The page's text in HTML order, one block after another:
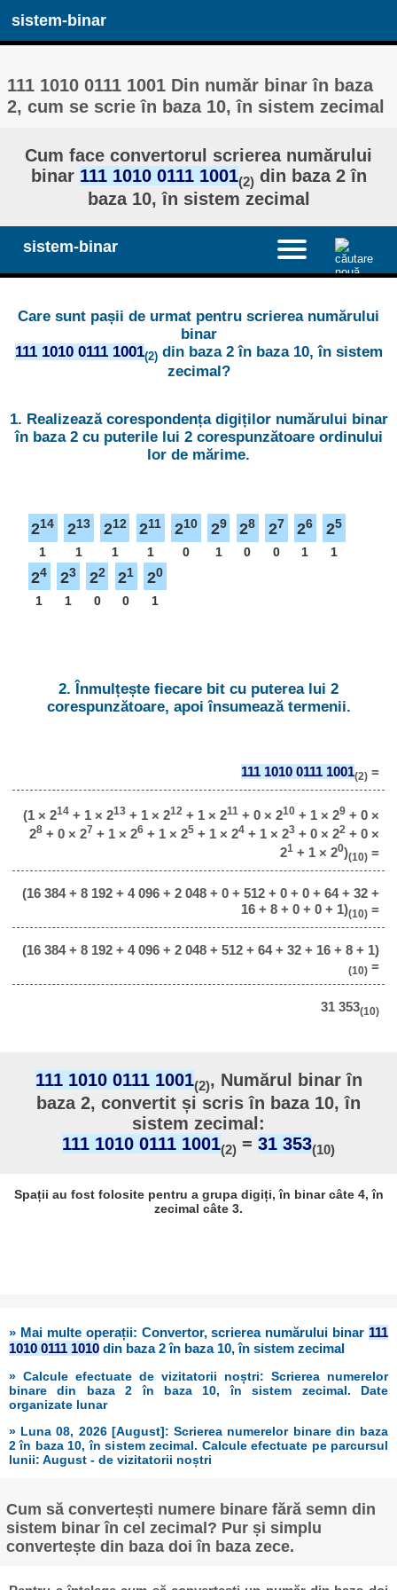
sistem-binar
111 1010 0111 1001 Din număr binar în baza
2, cum se scrie în baza 10, în sistem zecimal
Cum face convertorul scrierea numărului
binar 111 1010 0111 1001(2) din baza 2 în
baza 10, în sistem zecimal
sistem-binar
Care sunt pașii de urmat pentru scrierea numărului
binar
111 1010 0111 1001(2)din baza 2 în baza 10, în sistem
zecimal?
1. Realizează corespondența digiților numărului binar
în baza 2 cu puterile lui 2 corespunzătoare ordinului
lor de mărime.
214
1
213
1
212
1
211
1
210
0
29
1
28
0
27
0
26
1
25
1
24
1
23
1
22
0
21
0
20
1
2. Înmulțește fiecare bit cu puterea lui 2
corespunzătoare, apoi însumează termenii.
111 1010 0111 1001(2)=
(1 × 214+ 1 × 213+ 1 × 212+ 1 × 211+ 0 × 210+ 1 × 29+ 0 ×
28+ 0 × 27 + 1 × 26+ 1 × 25+ 1 × 24+ 1 × 23+ 0 × 22+ 0 ×
21+ 1 × 20)(10)=
(16 384 + 8 192 + 4 096 + 2 048 + 0 + 512 + 0 + 0 + 64 + 32 +
16 + 8 + 0 + 0 + 1)(10)=
(16 384 + 8 192 + 4 096 + 2 048 + 512 + 64 + 32 + 16 + 8 + 1)
(10)=
31 353(10)
111 1010 0111 1001(2), Numărul binar în
baza 2, convertit și scris în baza 10, în
sistem zecimal:
111 1010 0111 1001(2) = 31 353(10)
Spații au fost folosite pentru a grupa digiți, în binar câte 4, în
zecimal câte 3.
» Mai multe operații: Convertor, scrierea numărului binar 111
1010 0111 1010 din baza 2 în baza 10, în sistem zecimal
» Calcule efectuate de vizitatorii noștri: Scrierea numerelor
binare din baza 2 în baza 10, în sistem zecimal. Date
organizate lunar
» Luna 08, 2026 [August]: Scrierea numerelor binare din baza
2 în baza 10, în sistem zecimal. Calcule efectuate pe parcursul
lunii: August - de vizitatorii noștri
Cum să convertești numere binare fără semn din
sistem binar în cel zecimal? Pur și simplu
convertește din baza doi în baza zece.